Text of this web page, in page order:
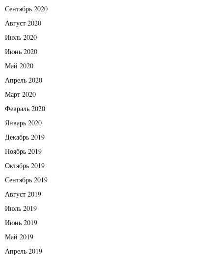
Сентябрь 2020
Август 2020
Июль 2020
Июнь 2020
Май 2020
Апрель 2020
Март 2020
Февраль 2020
Январь 2020
Декабрь 2019
Ноябрь 2019
Октябрь 2019
Сентябрь 2019
Август 2019
Июль 2019
Июнь 2019
Май 2019
Апрель 2019